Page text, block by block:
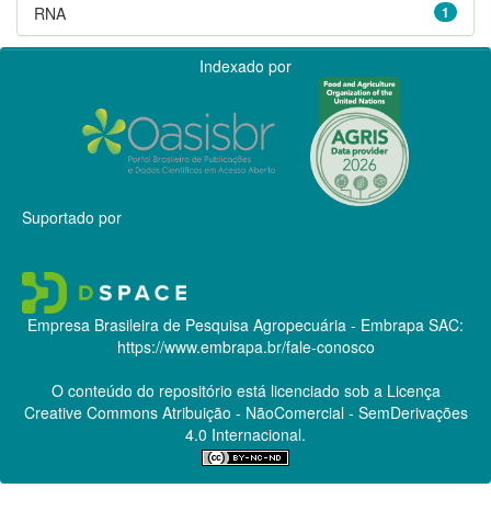
1
RNA
Indexado por
Suportado por
Empresa Brasileira de Pesquisa Agropecuária - Embrapa SAC:
https://www.embrapa.br/fale-conosco
O conteúdo do repositório está licenciado sob a Licença
Creative CommonsAtribuição - NãoComercial - SemDerivações
4.0 Internacional.